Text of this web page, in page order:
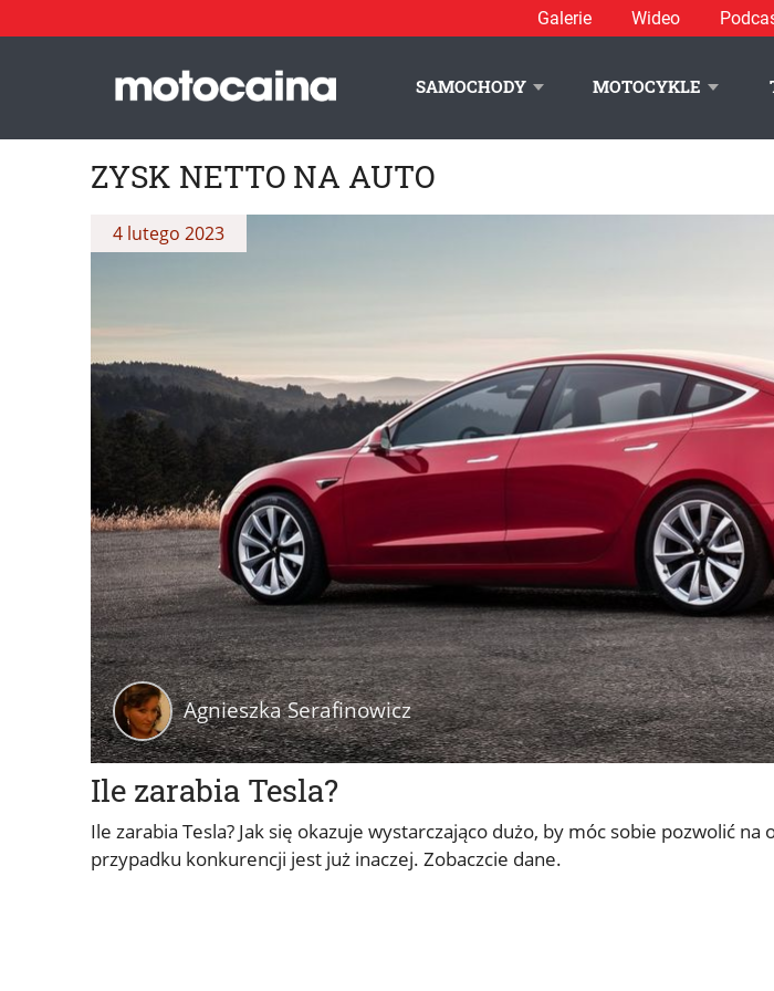
Galerie Wideo
SAMOCHODY MOTOCYKLE
ZYSK NETTO NA AUTO
Ile zarabia Tesla?
4 lutego 2023
Agnieszka Serafinowicz
Ile zarabia Tesla? Jak się okazuje wystarczająco dużo, by móc sobie pozwolić na
przypadku konkurencji jest już inaczej. Zobaczcie dane.